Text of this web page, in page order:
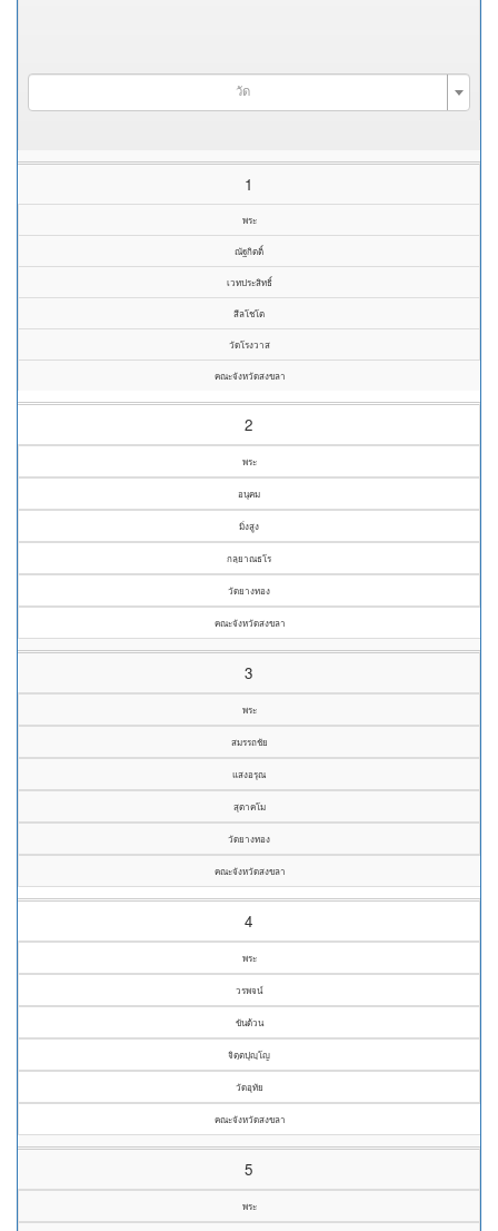
วัด
1
พระ
ณัฐกิตติ์
เวทประสิทธิ์
สีลโชโต
วัดโรงวาส
คณะจังหวัดสงขลา
2
พระ
อนุคม
มิ่งสูง
กลฺยาณธโร
วัดยางทอง
คณะจังหวัดสงขลา
3
พระ
สมรรถชัย
แสงอรุณ
สุตาคโม
วัดยางทอง
คณะจังหวัดสงขลา
4
พระ
วรพจน์
ขันด้วน
จิตฺตปุญฺโญ
วัดอุทัย
คณะจังหวัดสงขลา
5
พระ